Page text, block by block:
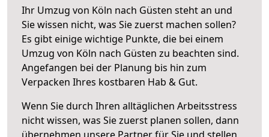
Ihr Umzug von Köln nach Güsten steht an und
Sie wissen nicht, was Sie zuerst machen sollen?
Es gibt einige wichtige Punkte, die bei einem
Umzug von Köln nach Güsten zu beachten sind.
Angefangen bei der Planung bis hin zum
Verpacken Ihres kostbaren Hab & Gut.
Wenn Sie durch Ihren alltäglichen Arbeitsstress
nicht wissen, was Sie zuerst planen sollen, dann